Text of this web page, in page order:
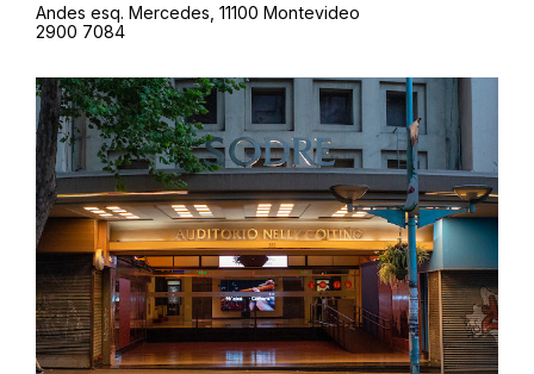
Andes esq. Mercedes, 11100 Montevideo
2900 7084